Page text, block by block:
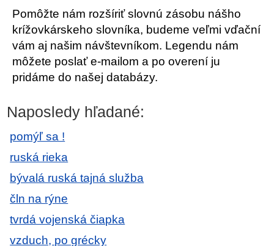
Pomôžte nám rozšíriť slovnú zásobu nášho
krížovkárskeho slovníka, budeme veľmi vďační
vám aj našim návštevníkom. Legendu nám
môžete poslať e-mailom a po overení ju
pridáme do našej databázy.
Naposledy hľadané:
pomýľ sa !
ruská rieka
bývalá ruská tajná služba
čln na rýne
tvrdá vojenská čiapka
vzduch, po grécky